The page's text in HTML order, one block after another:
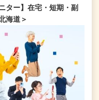
ター】在宅・短期・副
海道＞